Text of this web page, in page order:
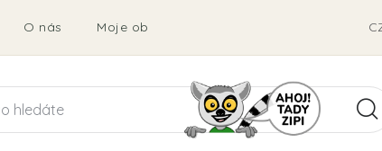
O nás Moje objednávka Obchodní podmínky